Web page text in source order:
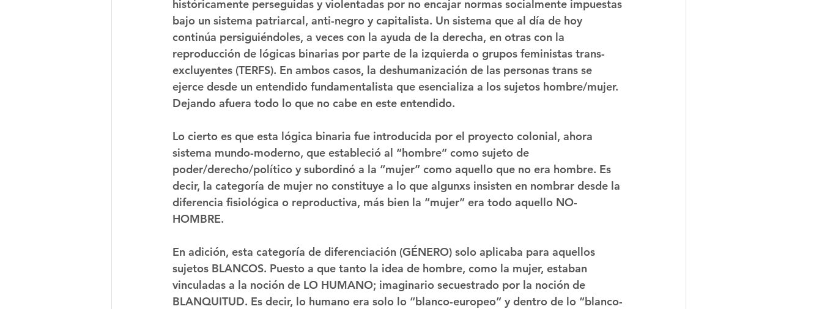
históricamente perseguidas y violentadas por no encajar normas socialmente impuestas
bajo un sistema patriarcal, anti-negro y capitalista. Un sistema que al día de hoy
continúa persiguiéndoles, a veces con la ayuda de la derecha, en otras con la
reproducción de lógicas binarias por parte de la izquierda o grupos feministas trans-
excluyentes (TERFS). En ambos casos, la deshumanización de las personas trans se
ejerce desde un entendido fundamentalista que esencializa a los sujetos hombre/mujer.
Dejando afuera todo lo que no cabe en este entendido.
Lo cierto es que esta lógica binaria fue introducida por el proyecto colonial, ahora
sistema mundo-moderno, que estableció al “hombre” como sujeto de
poder/derecho/político y subordinó a la “mujer” como aquello que no era hombre. Es
decir, la categoría de mujer no constituye a lo que algunxs insisten en nombrar desde la
diferencia fisiológica o reproductiva, más bien la “mujer” era todo aquello NO-
HOMBRE.
En adición, esta categoría de diferenciación (GÉNERO) solo aplicaba para aquellos
sujetos BLANCOS. Puesto a que tanto la idea de hombre, como la mujer, estaban
vinculadas a la noción de LO HUMANO; imaginario secuestrado por la noción de
BLANQUITUD. Es decir, lo humano era solo lo “blanco-europeo” y dentro de lo “blanco-